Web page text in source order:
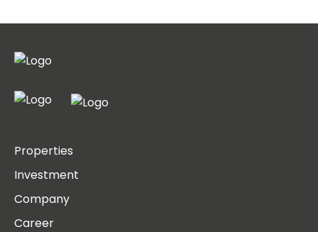
Properties
Investment
Company
Career